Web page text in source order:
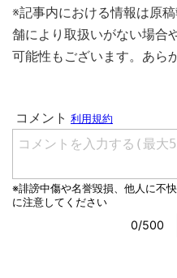
※記事内における情報は原
舗により取扱いがない場合
可能性もございます。あら